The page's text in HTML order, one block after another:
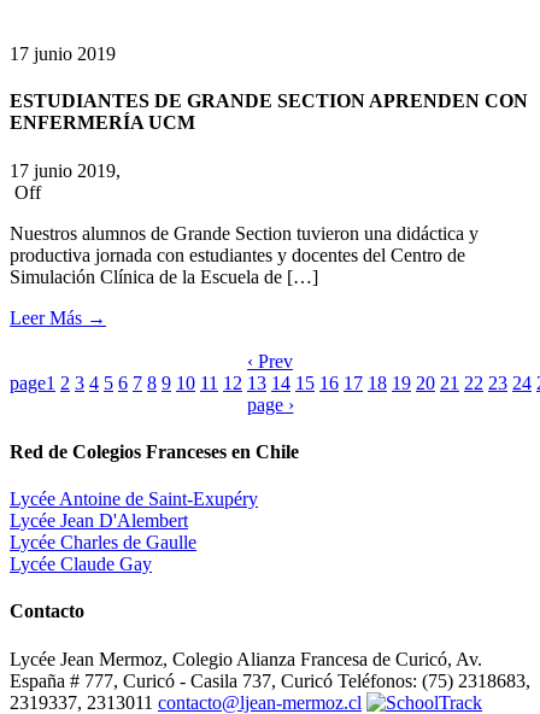
17 junio 2019
ESTUDIANTES DE GRANDE SECTION APRENDEN CON
ENFERMERÍA UCM
17 junio 2019,
Off
Nuestros alumnos de Grande Section tuvieron una didáctica y
productiva jornada con estudiantes y docentes del Centro de
Simulación Clínica de la Escuela de […]
Leer Más →
‹ Prev
page1 2 3 4 5 6 7 8 9 10 11 12 13 14 15 16 17 18 19 20 21 22 23 24
page ›
Red de Colegios Franceses en Chile
Lycée Antoine de Saint-Exupéry
Lycée Jean D'Alembert
Lycée Charles de Gaulle
Lycée Claude Gay
Contacto
Lycée Jean Mermoz, Colegio Alianza Francesa de Curicó, Av.
España # 777, Curicó - Casila 737, Curicó Teléfonos: (75) 2318683,
2319337, 2313011 contacto@ljean-mermoz.cl